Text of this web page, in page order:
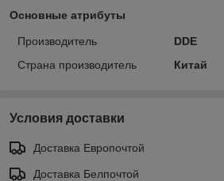
Основные атрибуты
Производитель
DDE
Страна производитель
Китай
Условия доставки
Доставка Европочтой
Доставка Белпочтой